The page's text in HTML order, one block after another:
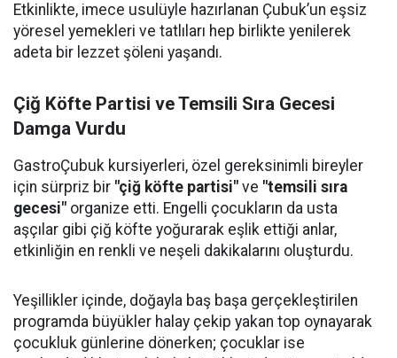
Etkinlikte, imece usulüyle hazırlanan Çubuk’un eşsiz
yöresel yemekleri ve tatlıları hep birlikte yenilerek
adeta bir lezzet şöleni yaşandı.
Çiğ Köfte Partisi ve Temsili Sıra Gecesi
Damga Vurdu
GastroÇubuk kursiyerleri, özel gereksinimli bireyler
için sürpriz bir "çiğ köfte partisi" ve "temsili sıra
gecesi" organize etti. Engelli çocukların da usta
aşçılar gibi çiğ köfte yoğurarak eşlik ettiği anlar,
etkinliğin en renkli ve neşeli dakikalarını oluşturdu.
Yeşillikler içinde, doğayla baş başa gerçekleştirilen
programda büyükler halay çekip yakan top oynayarak
çocukluk günlerine dönerken; çocuklar ise